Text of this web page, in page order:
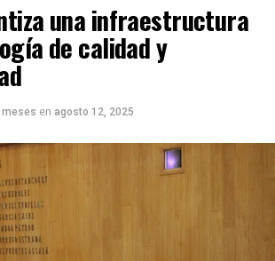
una infraestructura
de calidad y
meses en agosto 12, 2025